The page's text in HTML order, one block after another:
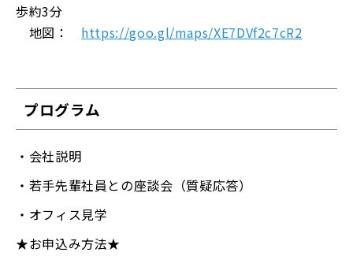
歩約3分
地図： https://goo.gl/maps/XE7DVf2c7cR2
プログラム
・会社説明
・若手先輩社員との座談会（質疑応答）
・オフィス見学
★お申込み方法★